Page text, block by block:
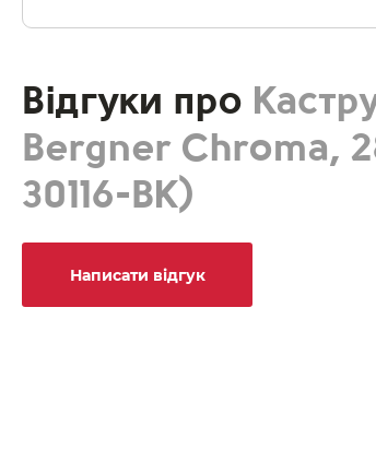
Відгуки про
Bergner Chroma,
30116-BK)
Написати відгук